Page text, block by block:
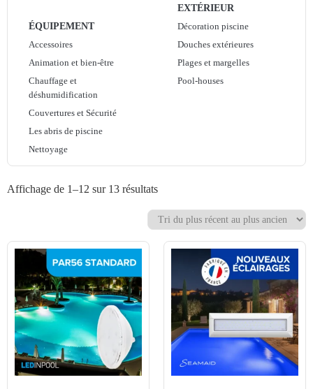
ÉQUIPEMENT
Accessoires
Animation et bien-être
Chauffage et
déshumidification
Couvertures et Sécurité
Les abris de piscine
Nettoyage
EXTÉRIEUR
Décoration piscine
Douches extérieures
Plages et margelles
Pool-houses
Affichage de 1–12 sur 13 résultats